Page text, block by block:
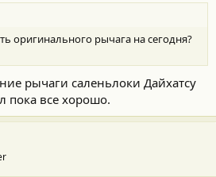
оригинального рычага на сегодня?
рычаги саленьлоки Дайхатсу
пока все хорошо.